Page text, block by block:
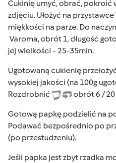
Cukinię umyć, obrać, pokroić
zdjęciu. Ułożyć na
miękkości na parze. Do
Varoma, obrót 1, długość
jej wielkości - 25-35min.
Ugotowaną cukienię
wysokiej jakości (na 100g
Rozdrobnić
obrót 6 / 20
Gotową papkę podzielić na
Podawać bezpośrednio po
(po przestudzeniu).
Jeśli papka jest zbyt rzadka